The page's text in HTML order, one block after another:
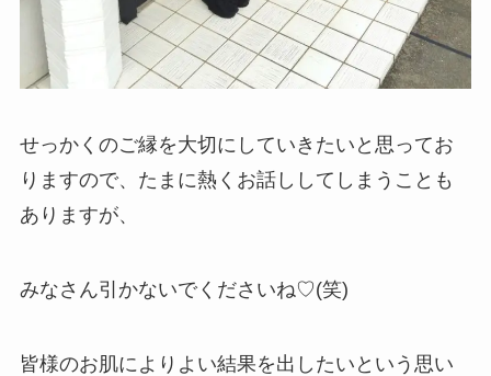
せっかくのご縁を大切にしていきたいと思ってお
りますので、たまに熱くお話ししてしまうことも
ありますが、
みなさん引かないでくださいね♡(笑)
皆様のお肌によりよい結果を出したいという思い